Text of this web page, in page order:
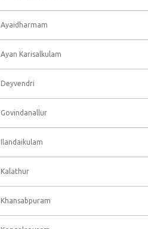
Ayaidharmam
Ayan Karisalkulam
Deyvendri
Govindanallur
Ilandaikulam
Kalathur
Khansabpuram